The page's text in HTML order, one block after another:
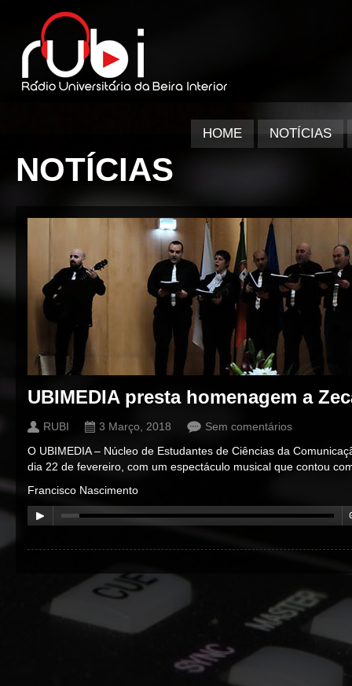
HOME NOTÍCIAS
NOTÍCIAS
UBIMEDIA presta homenagem a
RUBI 3 Março, 2018
Sem comentários
O UBIMEDIA – Núcleo de Estudantes de Ciências da
dia 22 de fevereiro, com um espectáculo musical que contou
Francisco Nascimento
00:00 / 00:00